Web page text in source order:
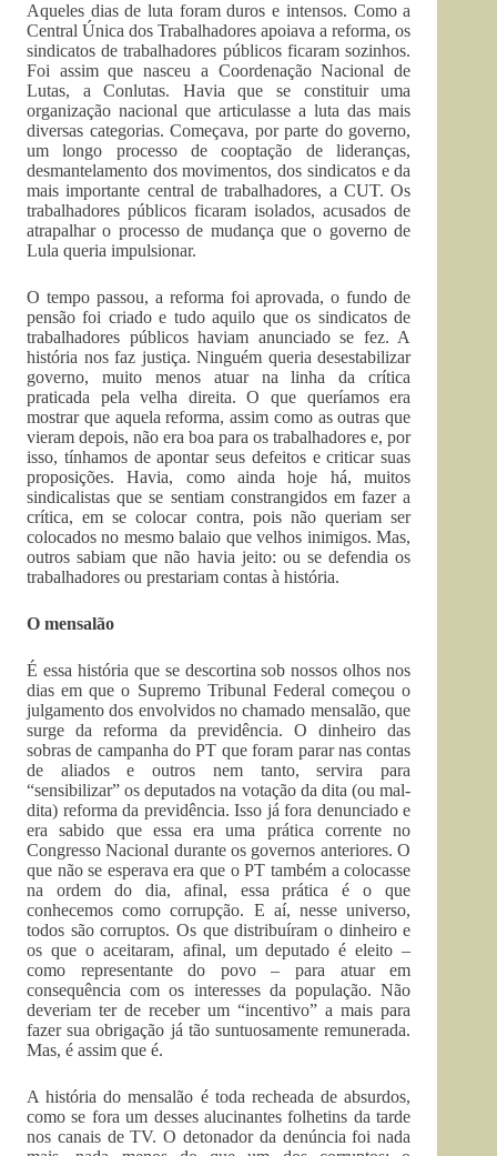
Aqueles dias de luta foram duros e intensos. Como a
Central Única dos Trabalhadores apoiava a reforma, os
sindicatos de trabalhadores públicos ficaram sozinhos.
Foi assim que nasceu a Coordenação Nacional de
Lutas, a Conlutas. Havia que se constituir uma
organização nacional que articulasse a luta das mais
diversas categorias. Começava, por parte do governo,
um longo processo de cooptação de lideranças,
desmantelamento dos movimentos, dos sindicatos e da
mais importante central de trabalhadores, a CUT. Os
trabalhadores públicos ficaram isolados, acusados de
atrapalhar o processo de mudança que o governo de
Lula queria impulsionar.
O tempo passou, a reforma foi aprovada, o fundo de
pensão foi criado e tudo aquilo que os sindicatos de
trabalhadores públicos haviam anunciado se fez. A
história nos faz justiça. Ninguém queria desestabilizar
governo, muito menos atuar na linha da crítica
praticada pela velha direita. O que queríamos era
mostrar que aquela reforma, assim como as outras que
vieram depois, não era boa para os trabalhadores e, por
isso, tínhamos de apontar seus defeitos e criticar suas
proposições. Havia, como ainda hoje há, muitos
sindicalistas que se sentiam constrangidos em fazer a
crítica, em se colocar contra, pois não queriam ser
colocados no mesmo balaio que velhos inimigos. Mas,
outros sabiam que não havia jeito: ou se defendia os
trabalhadores ou prestariam contas à história.
O mensalão
É essa história que se descortina sob nossos olhos nos
dias em que o Supremo Tribunal Federal começou o
julgamento dos envolvidos no chamado mensalão, que
surge da reforma da previdência. O dinheiro das
sobras de campanha do PT que foram parar nas contas
de aliados e outros nem tanto, servira para
“sensibilizar” os deputados na votação da dita (ou mal-
dita) reforma da previdência. Isso já fora denunciado e
era sabido que essa era uma prática corrente no
Congresso Nacional durante os governos anteriores. O
que não se esperava era que o PT também a colocasse
na ordem do dia, afinal, essa prática é o que
conhecemos como corrupção. E aí, nesse universo,
todos são corruptos. Os que distribuíram o dinheiro e
os que o aceitaram, afinal, um deputado é eleito –
como representante do povo – para atuar em
consequência com os interesses da população. Não
deveriam ter de receber um “incentivo” a mais para
fazer sua obrigação já tão suntuosamente remunerada.
Mas, é assim que é.
A história do mensalão é toda recheada de absurdos,
como se fora um desses alucinantes folhetins da tarde
nos canais de TV. O detonador da denúncia foi nada